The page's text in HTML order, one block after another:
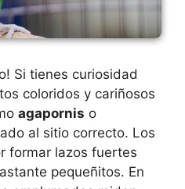
Si tienes curiosidad
coloridos y cariñosos
agapornis o
al sitio correcto. Los
formar lazos fuertes
pequeñitos. En